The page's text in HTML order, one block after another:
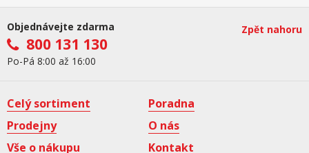
Objednávejte zdarma
800 131 130
Po-Pá 8:00 až 16:00
Zpět nahoru
Celý sortiment
Poradna
Prodejny
O nás
Vše o nákupu
Kontakt